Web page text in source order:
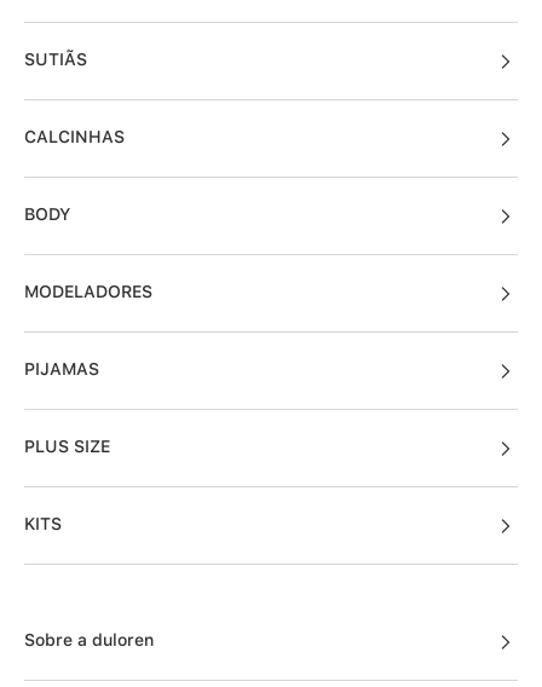
SUTIÃS
CALCINHAS
BODY
MODELADORES
PIJAMAS
PLUS SIZE
KITS
Sobre a duloren